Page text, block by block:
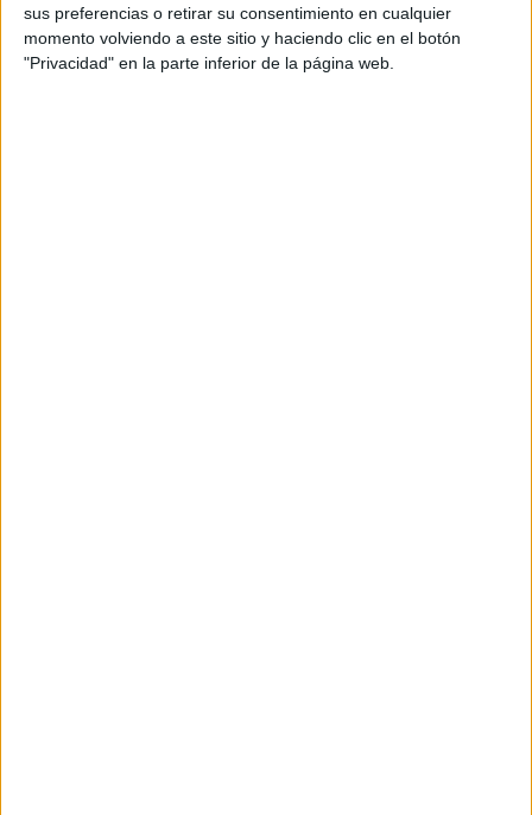
sus preferencias o retirar su consentimiento en cualquier
momento volviendo a este sitio y haciendo clic en el botón
"Privacidad" en la parte inferior de la página web.
Producto
Producto